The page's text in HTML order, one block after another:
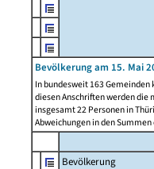
Bevölkerung am 15. Mai
In bundesweit 163
diesen Anschriften werden
insgesamt 22 Personen in
Abweichungen in den
Bevölkerung